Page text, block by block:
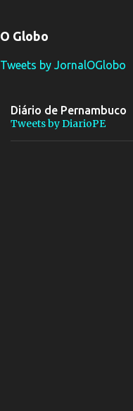
O Globo
Tweets by JornalOGlobo
Diário de Pernambuco
Tweets by DiarioPE